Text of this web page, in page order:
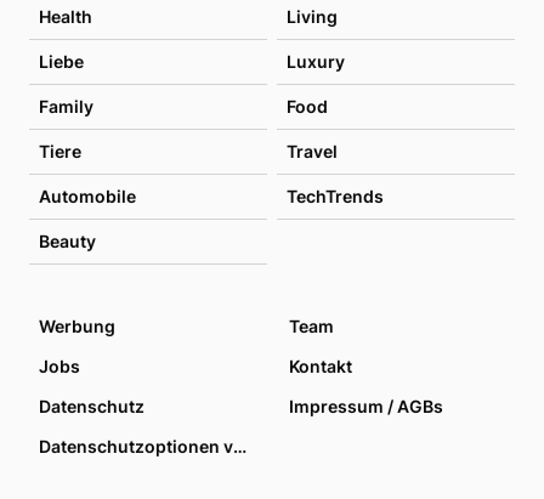
Health Living
Liebe Luxury
Family Food
Tiere Travel
Automobile TechTrends
Beauty
Werbung
Team
Jobs
Kontakt
Datenschutz
Impressum / AGBs
Datenschutzoptionen verwalten